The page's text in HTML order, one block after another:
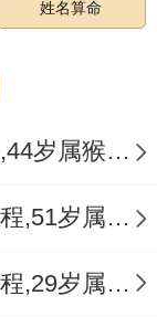
讲刑冲合会
相冲，冲动
炎土燥，此
姓名算命
1980属猴女2024年运势及运程,44岁属猴人2024全年每月运势女性如何
1973年属牛女2024年运势及运程,51岁属牛人2024全年每月运势女性如何
1995年属猪女2024年运势及运程,29岁属猪人2024全年每月运势女性如何